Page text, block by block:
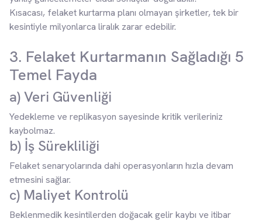
Kısacası, felaket kurtarma planı olmayan şirketler, tek bir
kesintiyle milyonlarca liralık zarar edebilir.
3. Felaket Kurtarmanın Sağladığı 5
Temel Fayda
a) Veri Güvenliği
Yedekleme ve replikasyon sayesinde kritik verileriniz
kaybolmaz.
b) İş Sürekliliği
Felaket senaryolarında dahi operasyonların hızla devam
etmesini sağlar.
c) Maliyet Kontrolü
Beklenmedik kesintilerden doğacak gelir kaybı ve itibar